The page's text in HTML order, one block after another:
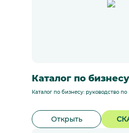
Каталог по бизнесу
Каталог по бизнесу: руководство
Открыть